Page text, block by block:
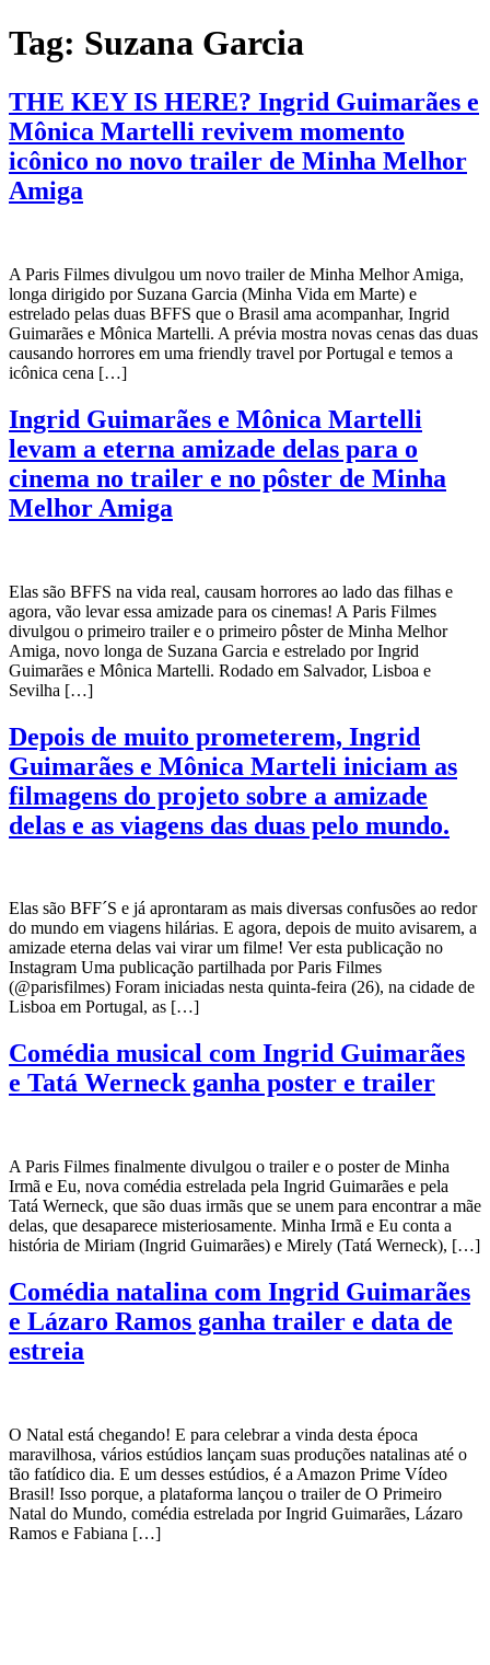
Tag: Suzana Garcia
THE KEY IS HERE? Ingrid Guimarães e
Mônica Martelli revivem momento
icônico no novo trailer de Minha Melhor
Amiga
A Paris Filmes divulgou um novo trailer de Minha Melhor Amiga,
longa dirigido por Suzana Garcia (Minha Vida em Marte) e
estrelado pelas duas BFFS que o Brasil ama acompanhar, Ingrid
Guimarães e Mônica Martelli. A prévia mostra novas cenas das duas
causando horrores em uma friendly travel por Portugal e temos a
icônica cena […]
Ingrid Guimarães e Mônica Martelli
levam a eterna amizade delas para o
cinema no trailer e no pôster de Minha
Melhor Amiga
Elas são BFFS na vida real, causam horrores ao lado das filhas e
agora, vão levar essa amizade para os cinemas! A Paris Filmes
divulgou o primeiro trailer e o primeiro pôster de Minha Melhor
Amiga, novo longa de Suzana Garcia e estrelado por Ingrid
Guimarães e Mônica Martelli. Rodado em Salvador, Lisboa e
Sevilha […]
Depois de muito prometerem, Ingrid
Guimarães e Mônica Marteli iniciam as
filmagens do projeto sobre a amizade
delas e as viagens das duas pelo mundo.
Elas são BFF´S e já aprontaram as mais diversas confusões ao redor
do mundo em viagens hilárias. E agora, depois de muito avisarem, a
amizade eterna delas vai virar um filme! Ver esta publicação no
Instagram Uma publicação partilhada por Paris Filmes
(@parisfilmes) Foram iniciadas nesta quinta-feira (26), na cidade de
Lisboa em Portugal, as […]
Comédia musical com Ingrid Guimarães
e Tatá Werneck ganha poster e trailer
A Paris Filmes finalmente divulgou o trailer e o poster de Minha
Irmã e Eu, nova comédia estrelada pela Ingrid Guimarães e pela
Tatá Werneck, que são duas irmãs que se unem para encontrar a mãe
delas, que desaparece misteriosamente. Minha Irmã e Eu conta a
história de Miriam (Ingrid Guimarães) e Mirely (Tatá Werneck), […]
Comédia natalina com Ingrid Guimarães
e Lázaro Ramos ganha trailer e data de
estreia
O Natal está chegando! E para celebrar a vinda desta época
maravilhosa, vários estúdios lançam suas produções natalinas até o
tão fatídico dia. E um desses estúdios, é a Amazon Prime Vídeo
Brasil! Isso porque, a plataforma lançou o trailer de O Primeiro
Natal do Mundo, comédia estrelada por Ingrid Guimarães, Lázaro
Ramos e Fabiana […]